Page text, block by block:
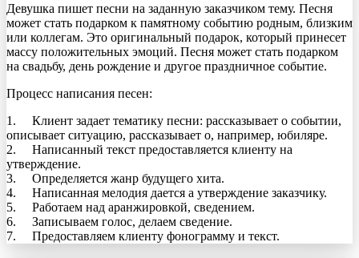
Девушка пишет песни на заданную заказчиком тему. Песня
может стать подарком к памятному событию родным, близким
или коллегам. Это оригинальный подарок, который принесет
массу положительных эмоций. Песня может стать подарком
на свадьбу, день рождение и другое праздничное событие.
Процесс написания песен:
1. Клиент задает тематику песни: рассказывает о событии,
описывает ситуацию, рассказывает о, например, юбиляре.
2. Написанный текст предоставляется клиенту на
утверждение.
3. Определяется жанр будущего хита.
4. Написанная мелодия дается а утверждение заказчику.
5. Работаем над аранжировкой, сведением.
6. Записываем голос, делаем сведение.
7. Предоставляем клиенту фонограмму и текст.